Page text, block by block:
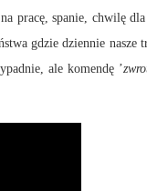
pracę, spanie, chwilę
gdzie dziennie
ale komendę ’